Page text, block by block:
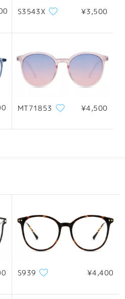
help-p-112.shtml)
て、交換コードをご提供い
使用して、お客様のお好み
ご注文いただけます。大き
きについてご不明な点がご
問い合わせください。喜ん
きます。
ら、ライブチャット（24時
ビューを読む
ューを書く
ますか？
ます！
が、平日は24時間以内、週末は
場合がございますので、そちらも
問する
S3543X ¥3,500
MT71853 ¥4,500
S939 ¥4,400